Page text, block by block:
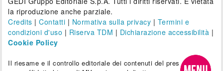
la riproduzione anche parziale.
Credits |Contatti | Normativa sulla privacy | Termini e
condizioni d'uso | Riserva TDM | Dichiarazione accessibilità |
Cookie Policy
Il riesame e il controllo editoriale dei contenuti del presente sito